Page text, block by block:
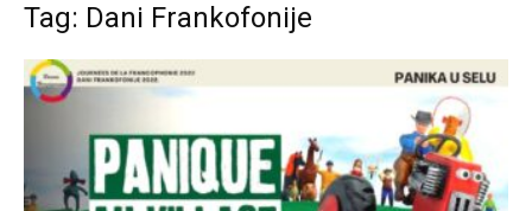
Tag: Dani Frankofonije